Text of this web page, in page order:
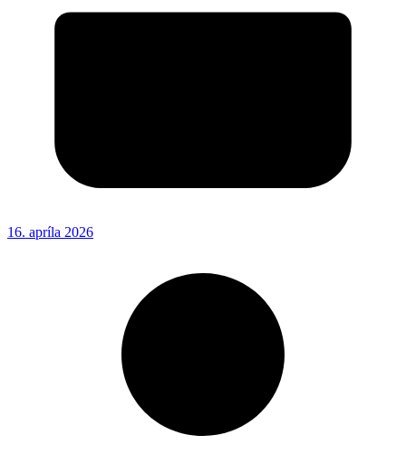
16. apríla 2026